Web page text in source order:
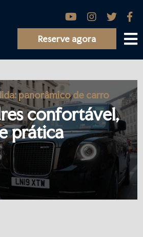
Reserve agora
panorâmico de carro
confortável,
prática